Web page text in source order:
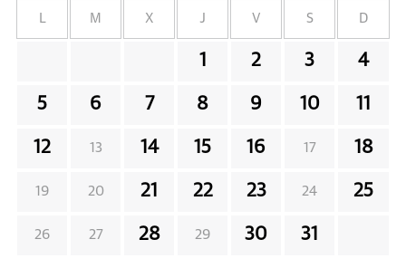
L M X J V S D
1 2 3 4
5 6 7 8 9 10 11
12 13 14 15 16 17 18
19 20 21 22 23 24 25
26 27 28 29 30 31